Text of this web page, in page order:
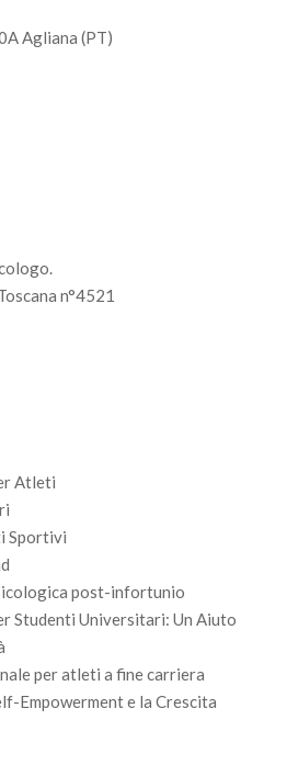
Agliana (PT)
n°4521
Atleti
Sportivi
post-infortunio
Studenti Universitari: Un Aiuto
per atleti a fine carriera
Empowerment e la Crescita